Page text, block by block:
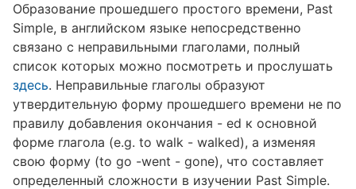
Образование прошедшего простого времени, Past
Simple, в английском языке непосредственно
связано с неправильными глаголами, полный
список которых можно посмотреть и прослушать
здесь. Неправильные глаголы образуют
утвердительную форму прошедшего времени не по
правилу добавления окончания - ed к основной
форме глагола (e.g. to walk - walked), а изменяя
свою форму (to go -went - gone), что составляет
определенный сложности в изучении Past Simple.